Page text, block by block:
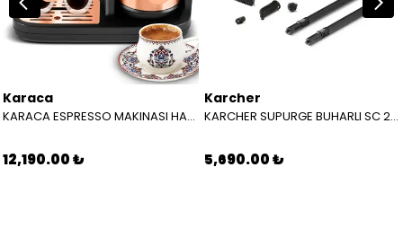
Karaca
KARACA ESPRESSO MAKINASI HATIR PERFETTO ESPRESSO T.K.M. COPPER 8683650465904
12,190.00 ₺
Karcher
KARCHER SUPURGE BUHARLI SC 2 EASYFIX EU BEYAZ 15126000
5,690.00 ₺